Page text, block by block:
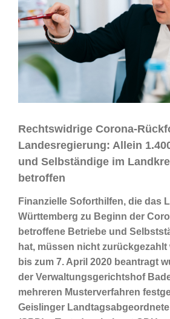
Rechtswidrige Corona-
Landesregierung: Allein
und Selbständige im
betroffen
Finanzielle Soforthilfen, die das
Württemberg zu Beginn der
betroffene Betriebe und
hat, müssen nicht zurückgezahlt
bis zum 7. April 2020 beantragt
der Verwaltungsgerichtshof
mehreren Musterverfahren
Geislinger